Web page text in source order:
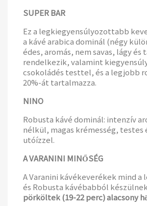
SUPER BAR
Ez a legkiegyensúlyozottabb
a kávé arabica dominál (négy
édes, aromás, nem savas, lágy
rendelkezik, valamint
csokoládés testtel, és a legjobb
20%-át tartalmazza.
NINO
Robusta kávé dominál: intenzív
nélkül, magas krémesség, testes
utóízzel.
A VARANINI MINŐSÉG
A Varanini kávékeverékek mind a
és Robusta kávébabból
pörköltek (19-22 perc) alacsony